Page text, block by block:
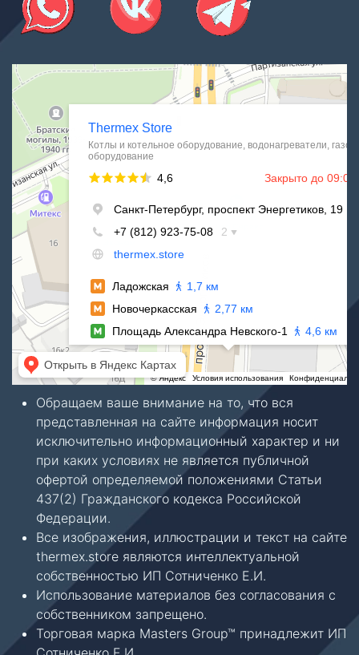
Thermex Store
Котлы и котельное оборудование в Санкт‑Петербурге
Водонагреватели в Санкт‑Петербурге
Обращаем ваше внимание на то, что вся
представленная на сайте информация носит
исключительно информационный характер и ни
при каких условиях не является публичной
офертой определяемой положениями Статьи
437(2) Гражданского кодекса Российской
Федерации.
Все изображения, иллюстрации и текст на сайте
thermex.store являются интеллектуальной
собственностью ИП Сотниченко Е.И.
Использование материалов без согласования с
собственником запрещено.
Торговая марка Masters Group™ принадлежит ИП